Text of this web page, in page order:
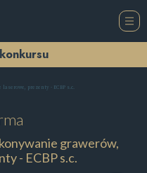
prezenty - ECBP s.c.
grawerów,
- ECBP s.c.